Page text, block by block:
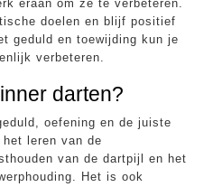
eraan om ze te verbeteren.
doelen en blijf positief
geduld en toewijding kun je
verbeteren.
darten?
oefening en de juiste
leren van de
van de dartpijl en het
Het is ook